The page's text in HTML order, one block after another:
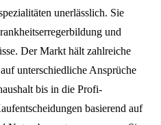
unerlässlich. Sie
und
Der Markt hält zahlreiche
unterschiedliche Ansprüche
bis in die Profi-
basierend auf